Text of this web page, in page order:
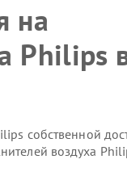
на
Philips
собственной
воздуха